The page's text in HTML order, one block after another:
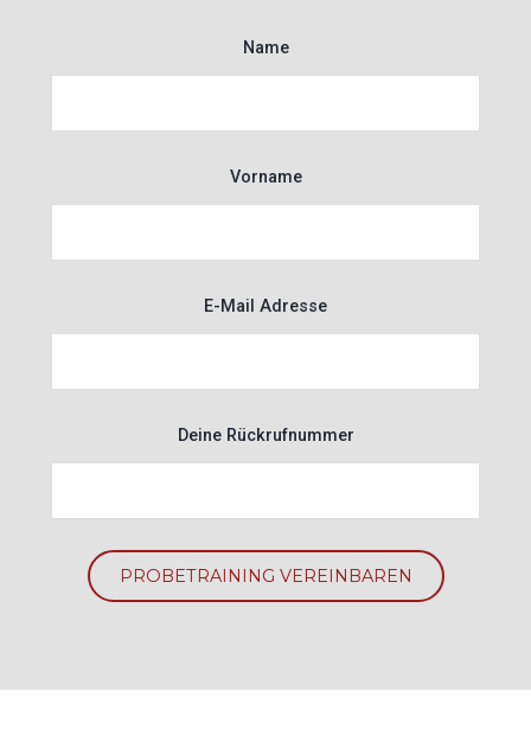
Name
Vorname
E-Mail Adresse
Deine Rückrufnummer